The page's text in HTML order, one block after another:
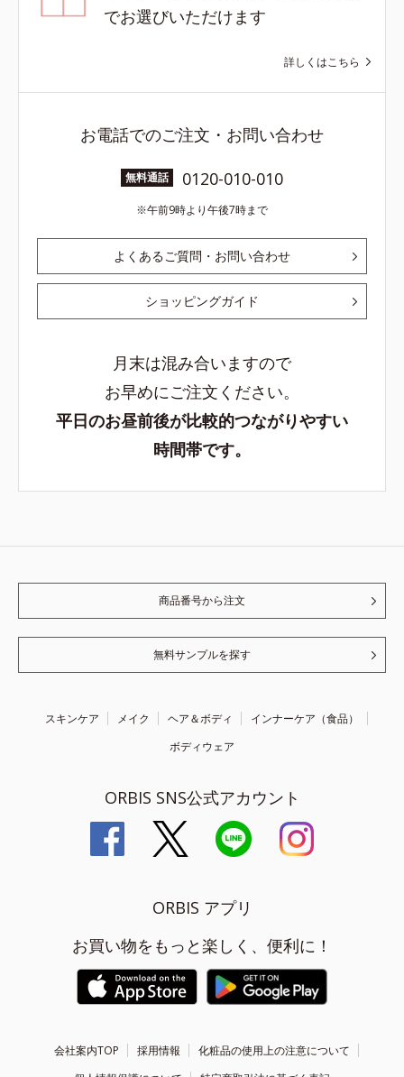
でお選びいただけます
詳しくはこちら
お電話でのご注文・お問い合わせ
無料通話 0120-010-010
午前9時より午後7時まで
よくあるご質問・お問い合わせ
ショッピングガイド
月末は混み合いますので
お早めにご注文ください。
平日のお昼前後が比較的つながりやすい
時間帯です。
商品番号から注文
無料サンプルを探す
スキンケア メイク ヘア＆ボディ
インナーケア（食品）
ボディウェア
ORBIS SNS公式アカウント
ORBIS アプリ
お買い物をもっと楽しく、便利に！
会社案内TOP 採用情報
化粧品の使用上の注意について